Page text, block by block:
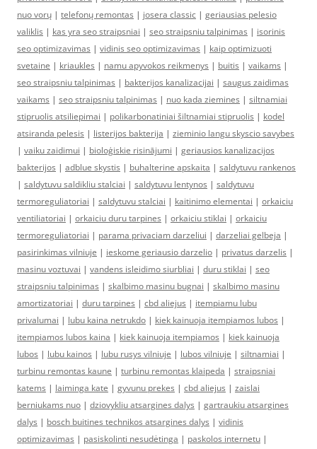
nuo vorų | telefonų remontas | josera classic | geriausias pelesio
valiklis | kas yra seo straipsniai | seo straipsniu talpinimas | isorinis
seo optimizavimas | vidinis seo optimizavimas | kaip optimizuoti
svetaine | kriaukles | namu apyvokos reikmenys | buitis | vaikams |
seo straipsniu talpinimas | bakterijos kanalizacijai | saugus zaidimas
vaikams | seo straipsniu talpinimas | nuo kada ziemines | siltnamiai
stipruolis atsiliepimai | polikarbonatiniai šiltnamiai stipruolis | kodel
atsiranda pelesis | listerijos bakterija | zieminio langu skyscio savybes
| vaiku zaidimui | bioloģiskie risinājumi | geriausios kanalizacijos
bakterijos | adblue skystis | buhalterine apskaita | saldytuvu rankenos
| saldytuvu saldikliu stalciai | saldytuvu lentynos | saldytuvu
termoreguliatoriai | saldytuvu stalciai | kaitinimo elementai | orkaiciu
ventiliatoriai | orkaiciu duru tarpines | orkaiciu stiklai | orkaiciu
termoreguliatoriai | parama privaciam darzeliui | darzeliai gelbeja |
pasirinkimas vilniuje | ieskome geriausio darzelio | privatus darzelis |
masinu voztuvai | vandens isleidimo siurbliai | duru stiklai | seo
straipsniu talpinimas | skalbimo masinu bugnai | skalbimo masinu
amortizatoriai | duru tarpines | cbd aliejus | itempiamu lubu
privalumai | lubu kaina netrukdo | kiek kainuoja itempiamos lubos |
itempiamos lubos kaina | kiek kainuoja itempiamos | kiek kainuoja
lubos | lubu kainos | lubu rusys vilniuje | lubos vilniuje | siltnamiai |
turbinu remontas kaune | turbinu remontas klaipeda | straipsniai
katems | laiminga kate | gyvunu prekes | cbd aliejus | zaislai
berniukams nuo | dziovykliu atsargines dalys | gartraukiu atsargines
dalys | bosch buitines technikos atsargines dalys | vidinis
optimizavimas | pasiskolinti nesudėtinga | paskolos internetu |